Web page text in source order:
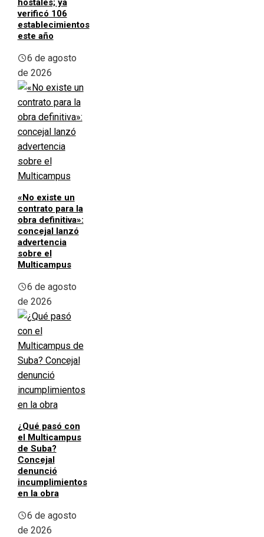
hostales; ya
verificó 106
establecimientos
este año
6 de agosto
de 2026
«No existe un
contrato para la
obra definitiva»:
concejal lanzó
advertencia
sobre el
Multicampus
6 de agosto
de 2026
¿Qué pasó con
el Multicampus
de Suba?
Concejal
denunció
incumplimientos
en la obra
6 de agosto
de 2026